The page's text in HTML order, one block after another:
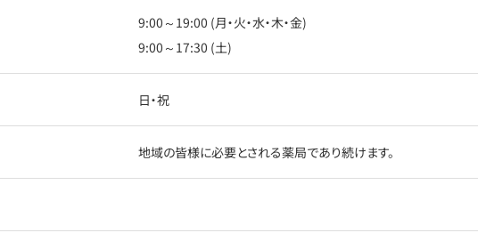
9:00～19:00 (月・火・水・木・金)
9:00～17:30 (土)
日・祝
地域の皆様に必要とされる薬局であり続けます。